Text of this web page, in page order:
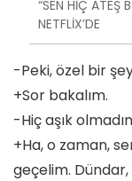
“SEN HİÇ ATEŞ
NETFLİX’DE
-Peki, özel bir
+Sor bakalım.
-Hiç aşık
+Ha, o zaman,
geçelim.